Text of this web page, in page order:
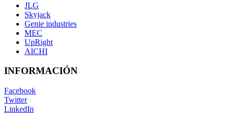
JLG
Skyjack
Genie industries
MEC
UpRight
AICHI
INFORMACIÓN
Facebook
Twitter
LinkedIn